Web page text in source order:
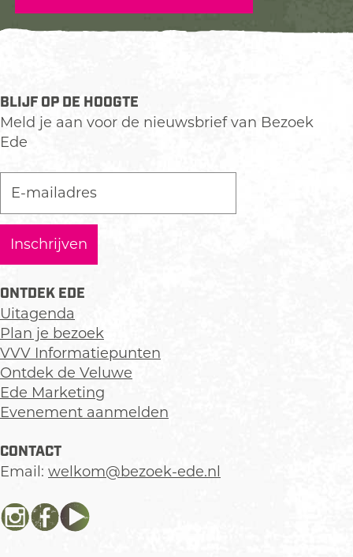
BLIJF OP DE HOOGTE
Meld je aan voor de nieuwsbrief van Bezoek
Ede
ONTDEK EDE
Uitagenda
Plan je bezoek
VVV Informatiepunten
Ontdek de Veluwe
Ede Marketing
Evenement aanmelden
CONTACT
Email: welkom@bezoek-ede.nl
I
F
Y